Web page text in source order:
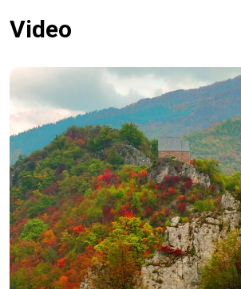
Video